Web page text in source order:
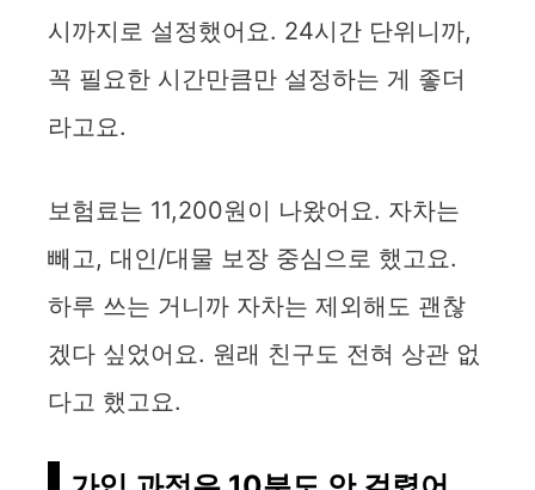
시까지로 설정했어요. 24시간 단위니까,
꼭 필요한 시간만큼만 설정하는 게 좋더
라고요.
보험료는 11,200원이 나왔어요. 자차는
빼고, 대인/대물 보장 중심으로 했고요.
하루 쓰는 거니까 자차는 제외해도 괜찮
겠다 싶었어요. 원래 친구도 전혀 상관 없
다고 했고요.